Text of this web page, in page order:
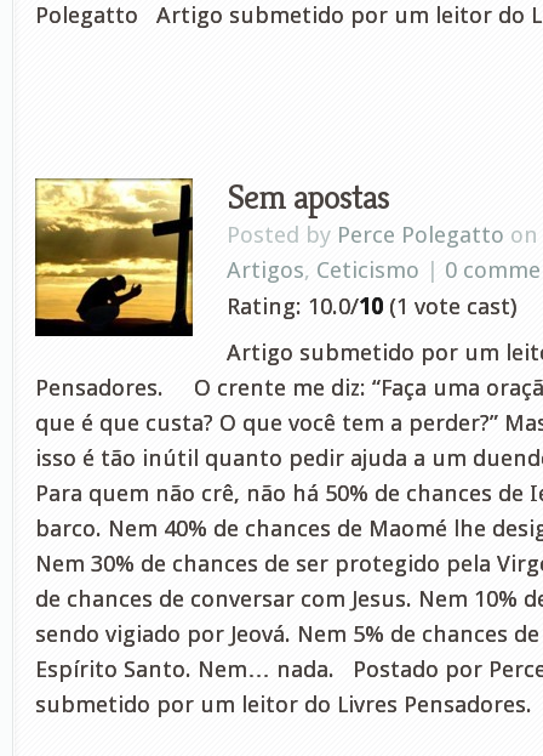
Polegatto Artigo submetido por um leitor do
Sem apostas
Posted by Perce Polegatto on
Artigos, Ceticismo | 0
Rating: 10.0/10 (1 vote cast)
Artigo submetido por um
Pensadores. O crente me diz: “Faça uma
que é que custa? O que você tem a perder?”
isso é tão inútil quanto pedir ajuda a um
Para quem não crê, não há 50% de chances de
barco. Nem 40% de chances de Maomé lhe
Nem 30% de chances de ser protegido pela
de chances de conversar com Jesus. Nem 10%
sendo vigiado por Jeová. Nem 5% de chances
Espírito Santo. Nem… nada. Postado por
submetido por um leitor do Livres Pensadores.